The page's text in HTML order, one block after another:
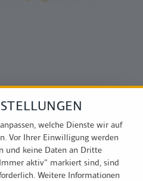
welche Dienste wir auf
Vor Ihrer Einwilligung werden
und keine Daten an Dritte
aktiv" markiert sind, sind
Weitere Informationen